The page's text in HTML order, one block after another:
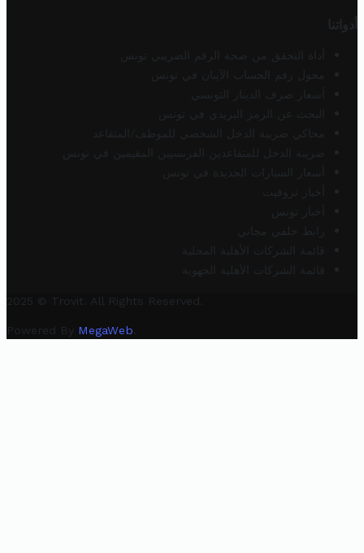
أدواتنا
أداة التحقق من صحة الرقم الضريبي تونس
محول رقم الحساب الآيبان في تونس
أسعار صرف الدينار التونسي
البحث عن الرمز البريدي في تونس
محاكي ضريبة الدخل الشخصي للموظف/المتقاعد
ضريبة الدخل للمتقاعدين الفرنسيين المقيمين في تونس
أسعار السيارات الجديدة في تونس
أخبار تروفيت
أخبار تونس
رابط خلفي مجاني
قائمة الشركات الأهلية المحلية
قائمة الشركات الأهلية الجهوية
2025 © Trovit. All Rights Reserved.
Powered By MegaWeb